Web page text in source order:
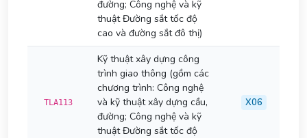
đường; Công nghệ và kỹ
thuật Đường sắt tốc độ
cao và đường sắt đô thị)
TLA113
Kỹ thuật xây dựng công
trình giao thông (gồm các
chương trình: Công nghệ
và kỹ thuật xây dựng cầu,
đường; Công nghệ và kỹ
thuật Đường sắt tốc độ
X06